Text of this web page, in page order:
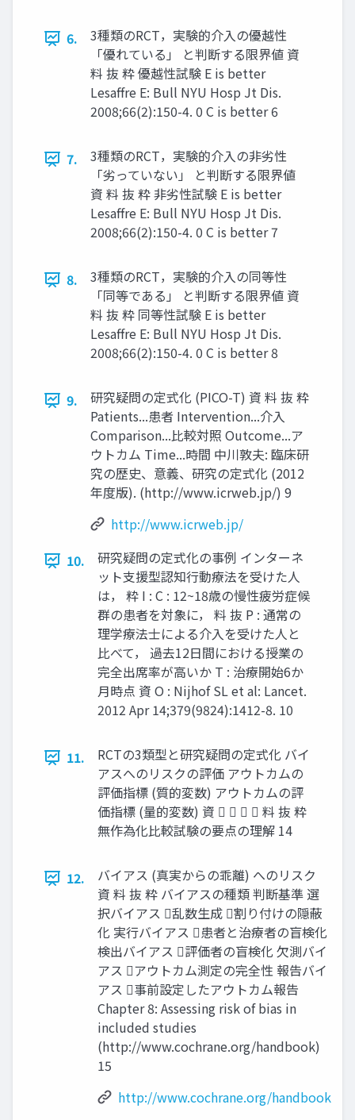
6.
3種類のRCT，実験的介⼊の優越性
「優れている」 と判断する限界値 資
料 抜 粋 優越性試験 E is better
Lesaffre E: Bull NYU Hosp Jt Dis.
2008;66(2):150-4. 0 C is better 6
7.
3種類のRCT，実験的介⼊の非劣性
「劣っていない」 と判断する限界値
資 料 抜 粋 非劣性試験 E is better
Lesaffre E: Bull NYU Hosp Jt Dis.
2008;66(2):150-4. 0 C is better 7
8.
3種類のRCT，実験的介⼊の同等性
「同等である」 と判断する限界値 資
料 抜 粋 同等性試験 E is better
Lesaffre E: Bull NYU Hosp Jt Dis.
2008;66(2):150-4. 0 C is better 8
9.
研究疑問の定式化 (PICO-T) 資 料 抜 粋
Patients...患者 Intervention...介⼊
Comparison...比較対照 Outcome...ア
ウトカム Time...時間 中川敦夫: 臨床研
究の歴史、意義、研究の定式化 (2012
年度版). (http://www.icrweb.jp/) 9
http://www.icrweb.jp/
10.
研究疑問の定式化の事例 インターネ
ット⽀援型認知⾏動療法を受けた人
は， 粋 I : C : 12~18歳の慢性疲労症候
群の患者を対象に， 料 抜 P : 通常の
理学療法⼠による介⼊を受けた人と
比べて， 過去12日間における授業の
完全出席率が高いか T : 治療開始6か
月時点 資 O : Nijhof SL et al: Lancet.
2012 Apr 14;379(9824):1412-8. 10
11.
RCTの3類型と研究疑問の定式化 バイ
アスへのリスクの評価 アウトカムの
評価指標 (質的変数) アウトカムの評
価指標 (量的変数) 資     料 抜 粋
無作為化比較試験の要点の理解 14
12.
バイアス (真実からの乖離) へのリスク
資 料 抜 粋 バイアスの種類 判断基準 選
択バイアス 乱数生成 割り付けの隠蔽
化 実⾏バイアス 患者と治療者の盲検化
検出バイアス 評価者の盲検化 欠測バイ
アス アウトカム測定の完全性 報告バイ
アス 事前設定したアウトカム報告
Chapter 8: Assessing risk of bias in
included studies
(http://www.cochrane.org/handbook)
15
http://www.cochrane.org/handbook